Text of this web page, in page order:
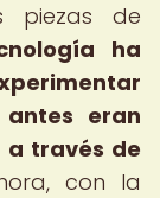
piezas de
ha
eran
a través de
con la